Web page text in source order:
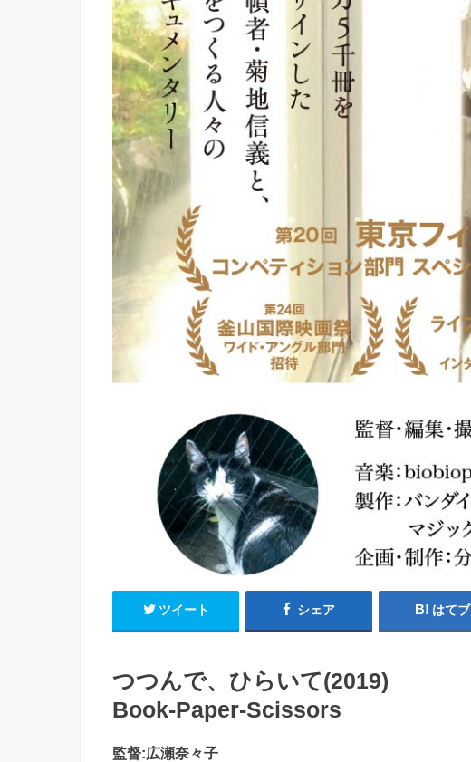
ツイート シェア はてブ
つつんで、ひらいて(2019)
Book-Paper-Scissors
監督:広瀬奈々子